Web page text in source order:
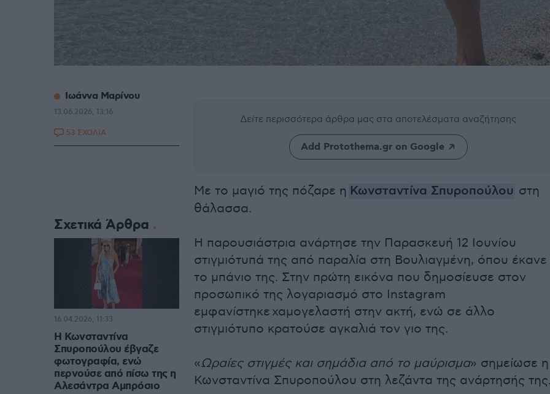
Δείτε περισσότερα άρθρα μας στα αποτελέσματα αναζήτησης
Add Protothema.gr on Google
Με το μαγιό της πόζαρε η Κωνσταντίνα Σπυροπούλου στη
θάλασσα.
Η παρουσιάστρια ανάρτησε την Παρασκευή 12 Ιουνίου
στιγμιότυπά της από παραλία στη Βουλιαγμένη, όπου έκανε
το μπάνιο της. Στην πρώτη εικόνα που δημοσίευσε στον
προσωπικό της λογαριασμό στο Instagram
εμφανίστηκε χαμογελαστή στην ακτή, ενώ σε άλλο
στιγμιότυπο κρατούσε αγκαλιά τον γιο της.
«Ωραίες στιγμές και σημάδια από το μαύρισμα» σημείωσε η
Κωνσταντίνα Σπυροπούλου στη λεζάντα της ανάρτησής
Ιωάννα Μαρίνου
13.06.2026, 13:16
53 ΣΧΟΛΙΑ
Σχετικά Άρθρα
Η Κωνσταντίνα
Σπυροπούλου έβγαζε
φωτογραφία, ενώ
περνούσε από πίσω της η
Αλεσάντρα Αμπρόσιο
16.04.2026, 11:33